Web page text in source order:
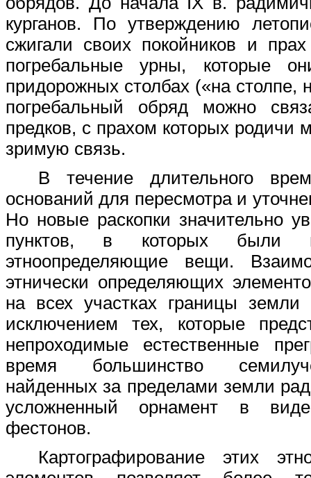
курганов. По утверждению
сжигали своих покойников и
погребальные урны, которые
придорожных столбах («на столпе,
погребальный обряд можно
предков, с прахом которых родичи
зримую связь.
В течение длительного
оснований для пересмотра и
Но новые раскопки значительно
пунктов, в которых были
этноопределяющие вещи.
этнически определяющих
на всех участках границы
исключением тех, которые
непроходимые естественные
время большинство
найденных за пределами земли
усложненный орнамент в
фестонов.
Картографирование этих